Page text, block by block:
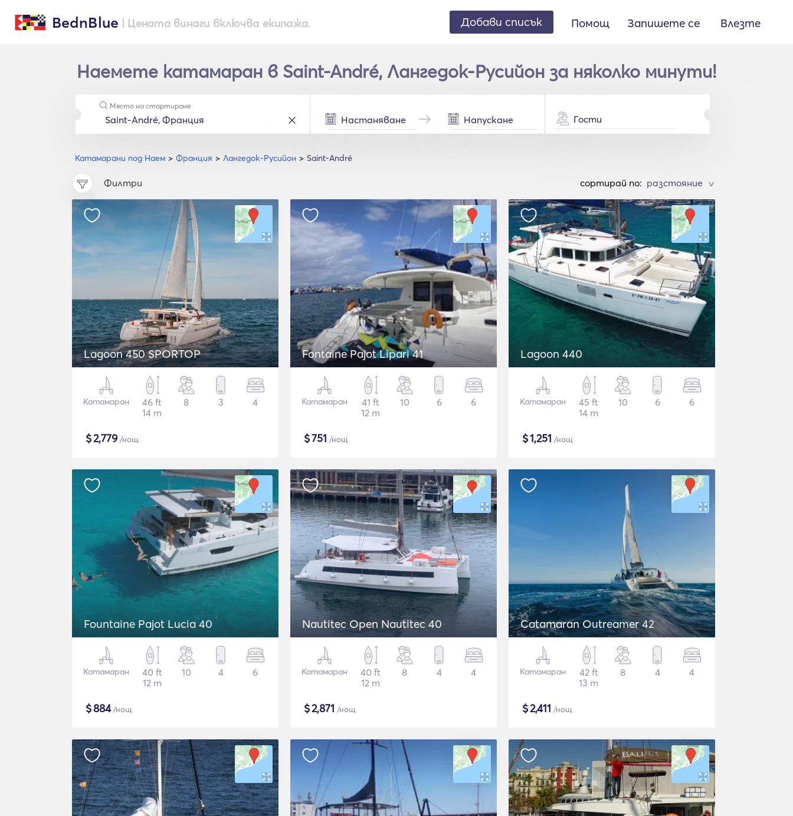
BednBlue | Цената винаги включва екипажа. Добави списък Помощ Запишете се Влезте
Наемете катамаран в Saint-André, Лангедок-Русийон за няколко минути!
Катамарани под Наем Франция Лангедок-Русийон Saint-André
Място на стартиране
Гости
Филтри cортирай по: >
Lagoon 450 SPORTOP
Катамаран
46 ft
14 m
8 3 4
$2,779/нощ
Fontaine Pajot Lipari 41
Катамаран
41 ft
12 m
10 6 6
$751 /нощ
Lagoon 440
Катамаран
45 ft
14 m
10 6 6
$1,251 /нощ
Fountaine Pajot Lucia 40
Катамаран
40 ft
12 m
10 4 6
$884/нощ
Nautitec Open Nautitec 40
Катамаран
40 ft
12 m
8 4 4
$2,871 /нощ
Catamaran Outreamer 42
Катамаран
42 ft
13 m
8 4 4
$2,411 /нощ